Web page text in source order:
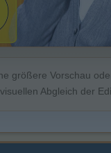
größere Vorschau
visuellen Abgleich der